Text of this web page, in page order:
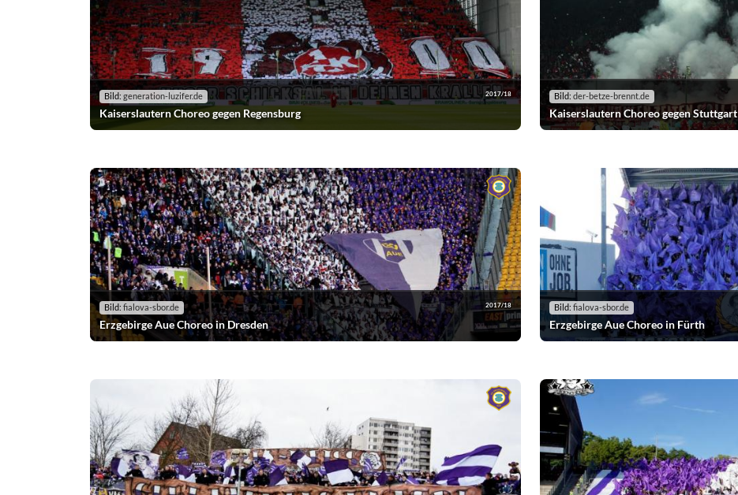
Bild: generation-luzifer.de 2017/18
Kaiserslautern Choreo gegen Regensburg
Bild: der-betze-brennt.de
Kaiserslautern Choreo gegen Stuttgart
Bild: fialova-sbor.de 2017/18
Erzgebirge Aue Choreo in Dresden
Bild: fialova-sbor.de
Erzgebirge Aue Choreo in Fürth